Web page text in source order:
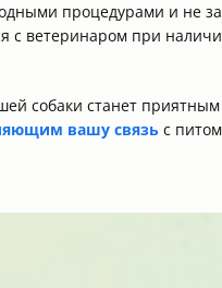
процедурами и не
с ветеринаром при
собаки станет приятным
вашу связь с